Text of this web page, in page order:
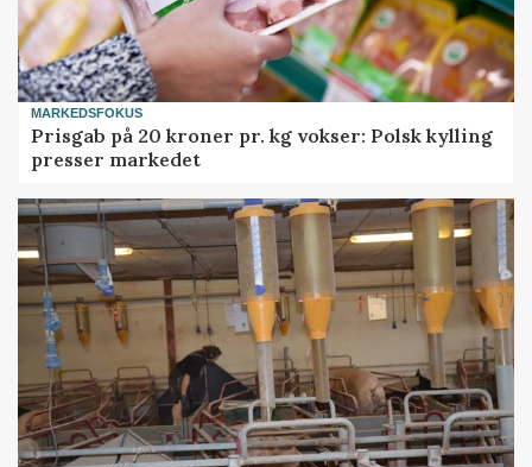
MARKEDSFOKUS
Prisgab på 20 kroner pr. kg vokser: Polsk kylling
presser markedet